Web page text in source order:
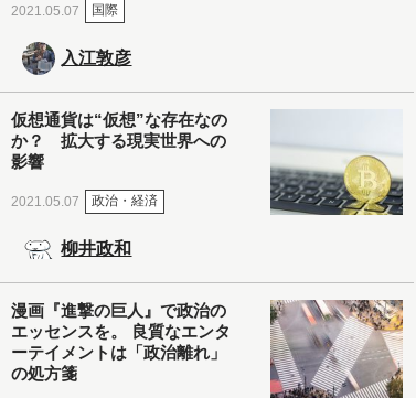
2021.05.07 国際
入江敦彦
仮想通貨は“仮想”な存在なの
か？ 拡大する現実世界への
影響
2021.05.07 政治・経済
柳井政和
漫画『進撃の巨人』で政治の
エッセンスを。 良質なエンタ
ーテイメントは「政治離れ」
の処方箋